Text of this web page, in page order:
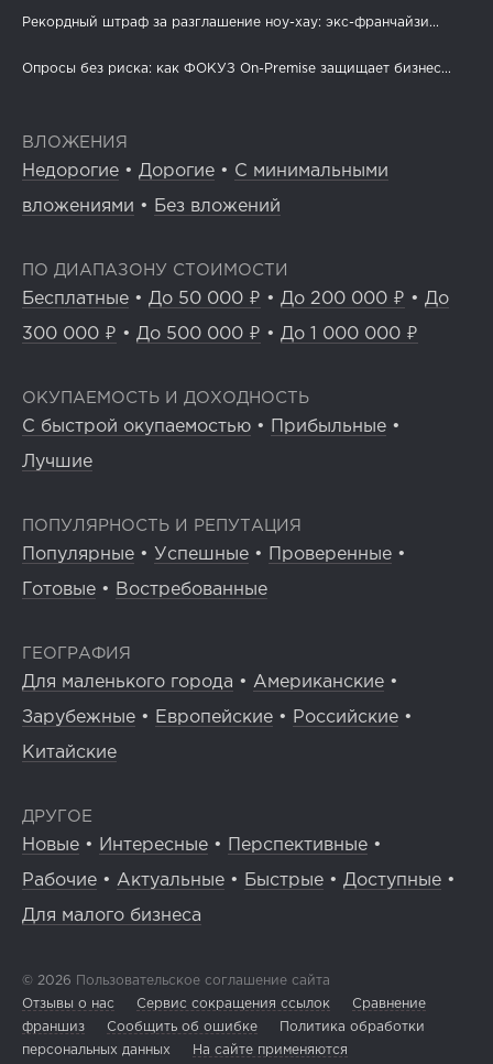
Рекордный штраф за разглашение ноу-хау: экс-франчайзи...
Опросы без риска: как ФОКУЗ On-Premise защищает бизнес...
ВЛОЖЕНИЯ
Недорогие • Дорогие • С минимальными
вложениями • Без вложений
ПО ДИАПАЗОНУ СТОИМОСТИ
Бесплатные • До 50 000 ₽ • До 200 000 ₽ • До
300 000 ₽ • До 500 000 ₽ • До 1 000 000 ₽
ОКУПАЕМОСТЬ И ДОХОДНОСТЬ
С быстрой окупаемостью • Прибыльные •
Лучшие
ПОПУЛЯРНОСТЬ И РЕПУТАЦИЯ
Популярные • Успешные • Проверенные •
Готовые • Востребованные
ГЕОГРАФИЯ
Для маленького города • Американские •
Зарубежные • Европейские • Российские •
Китайские
ДРУГОЕ
Новые • Интересные • Перспективные •
Рабочие • Актуальные • Быстрые • Доступные •
Для малого бизнеса
© 2026 Пользовательское соглашение сайта
Отзывы о нас
Сервис сокращения ссылок
Сравнение
франшиз
Сообщить об ошибке
Политика обработки
персональных данных
На сайте применяются